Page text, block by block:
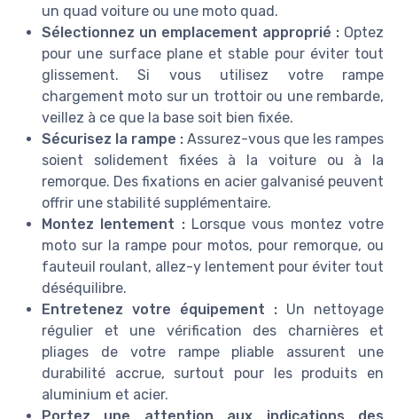
un quad voiture ou une moto quad.
Sélectionnez un emplacement approprié : Optez
pour une surface plane et stable pour éviter tout
glissement. Si vous utilisez votre rampe
chargement moto sur un trottoir ou une rembarde,
veillez à ce que la base soit bien fixée.
Sécurisez la rampe : Assurez-vous que les rampes
soient solidement fixées à la voiture ou à la
remorque. Des fixations en acier galvanisé peuvent
offrir une stabilité supplémentaire.
Montez lentement :Lorsque vous montez votre
moto sur la rampe pour motos, pour remorque, ou
fauteuil roulant, allez-y lentement pour éviter tout
déséquilibre.
Entretenez votre équipement : Un nettoyage
régulier et une vérification des charnières et
pliages de votre rampe pliable assurent une
durabilité accrue, surtout pour les produits en
aluminium et acier.